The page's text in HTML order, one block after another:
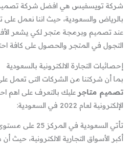
شركة تويسفيس هي افضل شركة تصميم
بالرياض والسعودية، حيث اننا نعمل على
عند تصميم وبرمجة متجر لكي يشعر
التجول في المتجر والحصول على كافة
إحصائيات التجارة الالكترونية بالسعودية
بما أن شركتنا من الشركات التى تعمل
تصميم متاجر عليك بالتعرف على اهم
الإلكترونية لعام 2022 في السعودية:
تأتي السعودية في